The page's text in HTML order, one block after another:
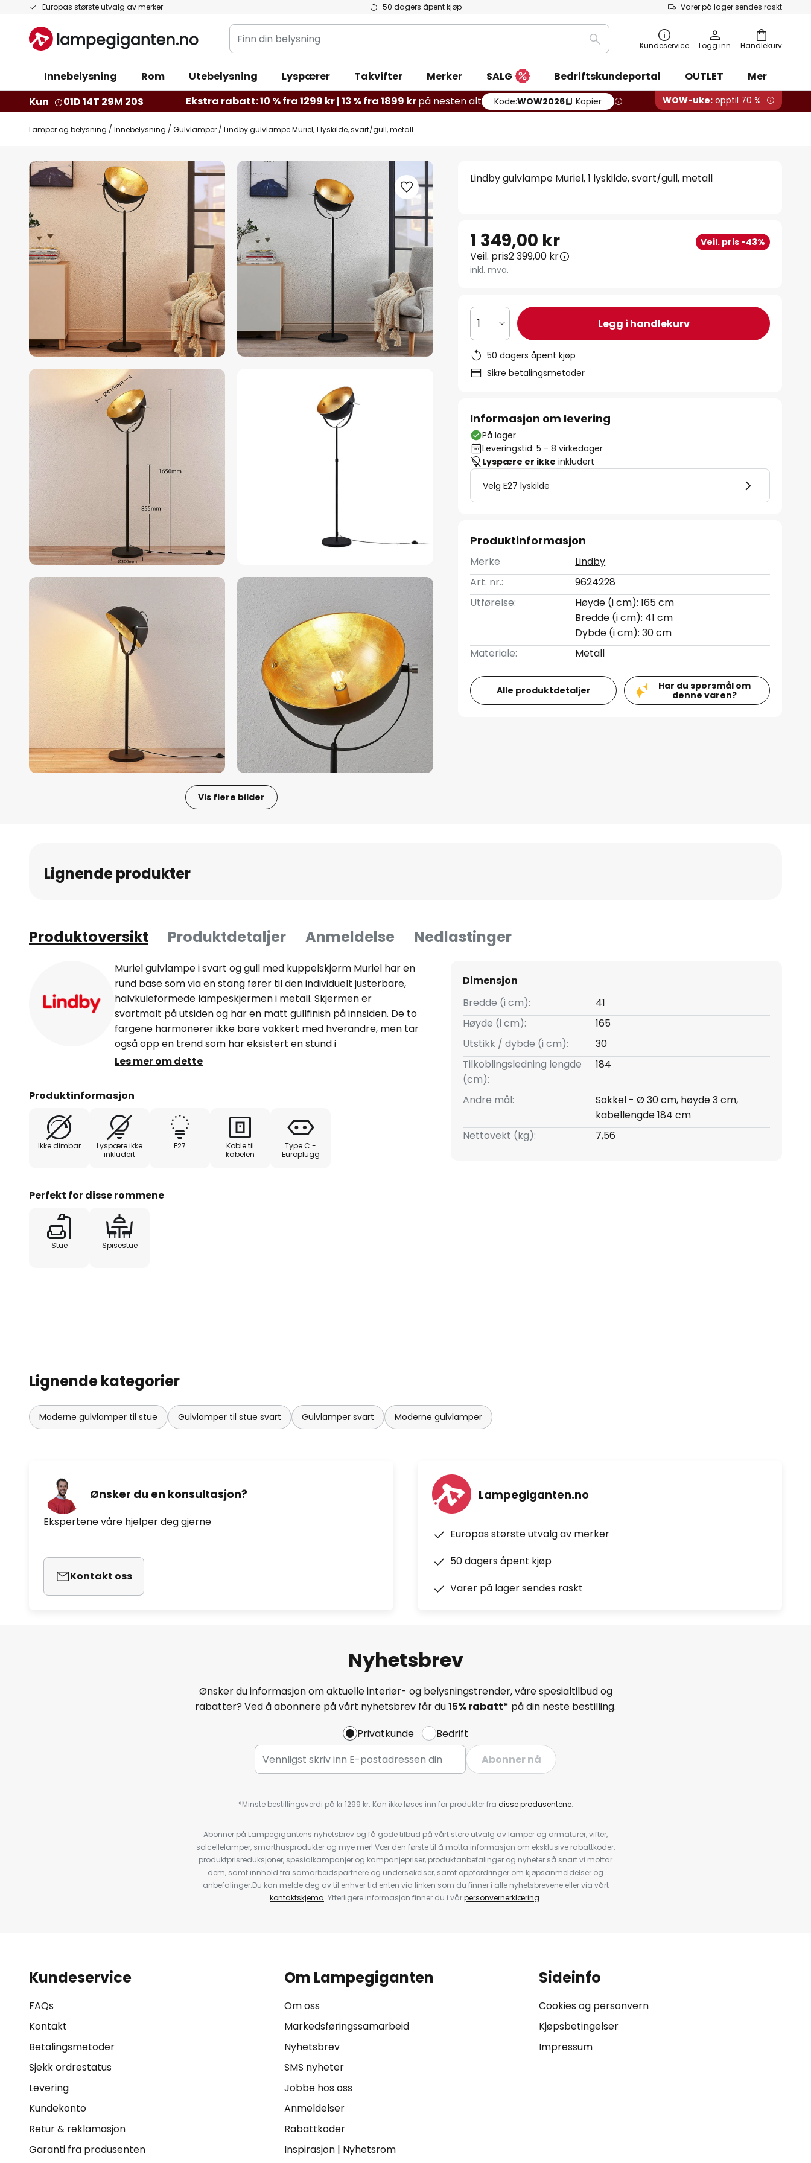
Europas største utvalg av merker 50 dagers åpent kjøp Varer på lager sendes raskt
Hopp
innhold
Handlekurv
Finn
din
Søk Kundeservice Logg inn
Innebelysning Rom Utebelysning Lyspærer Takvifter Merker SALG Bedriftskundeportal OUTLET
Mer
Kun
01D 14T 29M 19S Ekstra rabatt: 10 % fra 1299 kr | 13 % fra 1899 krpå nesten alt Kode:WOW2026 Kopier WOW-uke: opptil 70 %
Lamper og belysning Innebelysning Gulvlamper Lindby gulvlampe Muriel, 1 lyskilde, svart/gull, metall
Gå
til
slutten
av
bildegalleri
Vis flere bilder
bildegalleri
Lindby gulvlampe Muriel, 1 lyskilde, svart/gull, metall
1 349,00 kr Veil. pris -43%
Veil. pris2 399,00 kr
inkl. mva.
1 Legg i handlekurv
50 dagers åpent kjøp
Sikre betalingsmetoder
Informasjon om levering
På lager
Leveringstid: 5 - 8 virkedager
Lyspære er ikke inkludert
Velg E27 lyskilde
Produktinformasjon
Merke
Lindby
Art. nr.:
9624228
Utførelse:
Høyde (i cm): 165 cm
Bredde (i cm): 41 cm
Dybde (i cm): 30 cm
Materiale:
Metall
Alle produktdetaljer
Har du spørsmål om
denne varen?
Lignende produkter
Produktoversikt Produktdetaljer Anmeldelse Nedlastinger
Muriel gulvlampe i svart og gull med kuppelskjerm Muriel har en
rund base som via en stang fører til den individuelt justerbare,
halvkuleformede lampeskjermen i metall. Skjermen er
svartmalt på utsiden og har en matt gullfinish på innsiden. De to
fargene harmonerer ikke bare vakkert med hverandre, men tar
også opp en trend som har eksistert en stund i
innredningsbransjen, spesielt i forbindelse med lys. Gullfargede
med høy trivselsfaktor, noe som gjør Muriel ideell som koselig
aksentbelysning om kvelden.
Les mer om dette
Produktinformasjon
Ikke dimbar
Lyspære ikke
inkludert
E27
Koble til
kabelen
Type C -
Europlugg
Perfekt for disse rommene
Stue Spisestue
Dimensjon
Bredde (i cm):
41
Høyde (i cm):
165
Utstikk / dybde (i cm):
30
Tilkoblingsledning lengde
(cm):
184
Andre mål:
Sokkel - Ø 30 cm, høyde 3 cm,
kabellengde 184 cm
Nettovekt (kg):
7,56
Lignende kategorier
Moderne gulvlamper til stue Gulvlamper til stue svart Gulvlamper svart Moderne gulvlamper
Ønsker du en konsultasjon?
Ekspertene våre hjelper deg gjerne
Kontakt oss
Lampegiganten.no
Europas største utvalg av merker
50 dagers åpent kjøp
Varer på lager sendes raskt
Nyhetsbrev
Ønsker du informasjon om aktuelle interiør- og belysningstrender, våre spesialtilbud og
rabatter? Ved å abonnere på vårt nyhetsbrev får du15% rabatt* på din neste bestilling.
Privatkunde
Bedrift
Abonner nå
*Minste bestillingsverdi på kr 1299 kr. Kan ikke løses inn for produkter fra disse produsentene.
Abonner på Lampegigantens nyhetsbrev og få gode tilbud på vårt store utvalg av lamper og armaturer, vifter,
solcellelamper, smarthusprodukter og mye mer! Vær den første til å motta informasjon om eksklusive rabattkoder,
produktprisreduksjoner, spesialkampanjer og kampanjepriser, produktanbefalinger og nyheter så snart vi mottar
dem, samt innhold fra samarbeidspartnere og undersøkelser, samt oppfordringer om kjøpsanmeldelser og
anbefalinger.Du kan melde deg av til enhver tid enten via linken som du finner i alle nyhetsbrevene eller via vårt
kontaktskjema. Ytterligere informasjon finner du i vårpersonvernerklæring.
Kundeservice
FAQs
Kontakt
Betalingsmetoder
Sjekk ordrestatus
Levering
Kundekonto
Retur & reklamasjon
Garanti fra produsenten
Om Lampegiganten
Om oss
Markedsføringssamarbeid
Nyhetsbrev
SMS nyheter
Jobbe hos oss
Anmeldelser
Rabattkoder
Inspirasjon| Nyhetsrom
Sideinfo
Cookies og personvern
Kjøpsbetingelser
Impressum